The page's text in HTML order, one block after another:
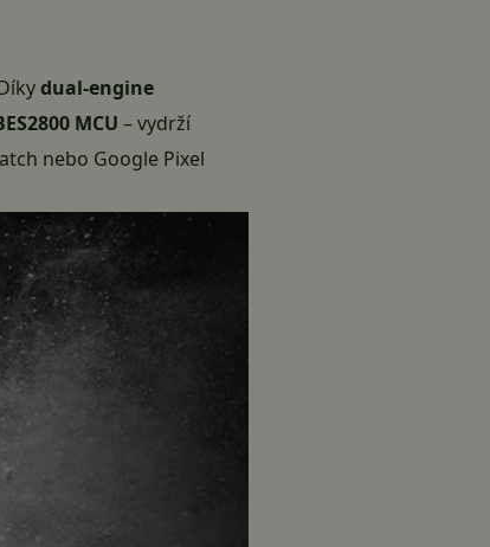
dual-engine
MCU – vydrží
nebo Google Pixel